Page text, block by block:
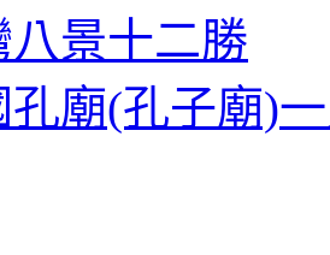
八景十二勝
孔廟(孔子廟)